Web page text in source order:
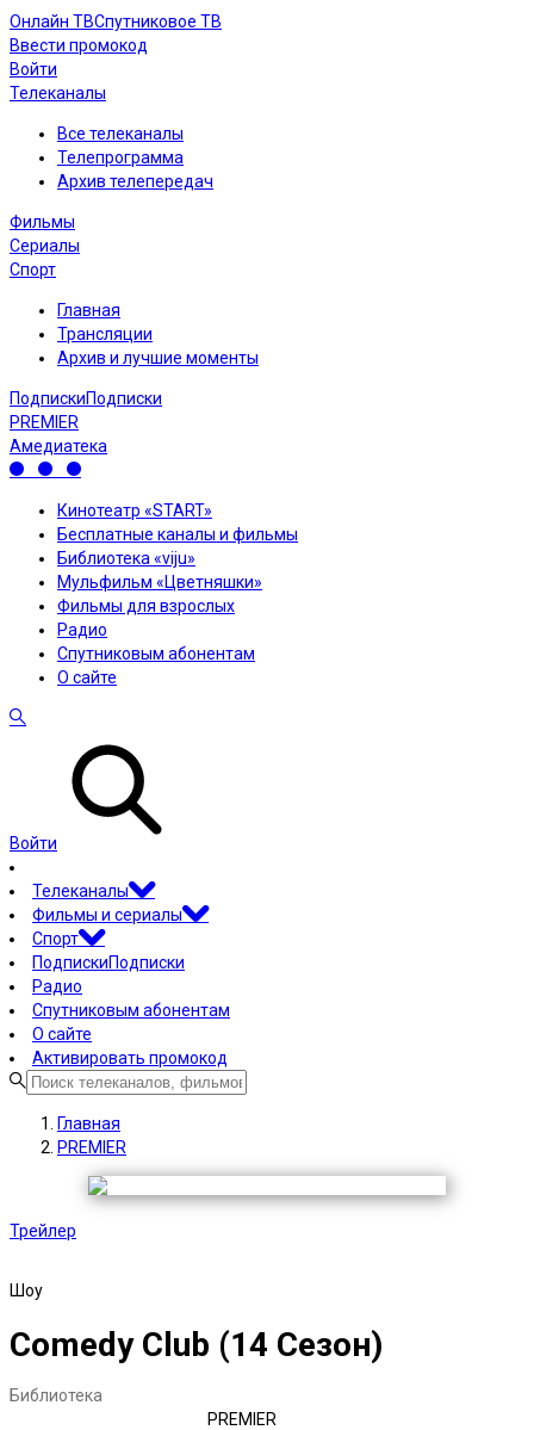
Онлайн ТВСпутниковое ТВ
Ввести промокод
Войти
Телеканалы
Все телеканалы
Телепрограмма
Архив телепередач
Фильмы
Сериалы
Спорт
Главная
Трансляции
Архив и лучшие моменты
ПодпискиПодписки
PREMIER
Амедиатека
Кинотеатр «START»
Бесплатные каналы и фильмы
Библиотека «viju»
Мульфильм «Цветняшки»
Фильмы для взрослых
Радио
Спутниковым абонентам
О сайте
Войти
Телеканалы
Фильмы и сериалы
Спорт
ПодпискиПодписки
Радио
Спутниковым абонентам
О сайте
Активировать промокод
Главная
PREMIER
Трейлер
Шоу
Comedy Club (14 Сезон)
Библиотека
PREMIER